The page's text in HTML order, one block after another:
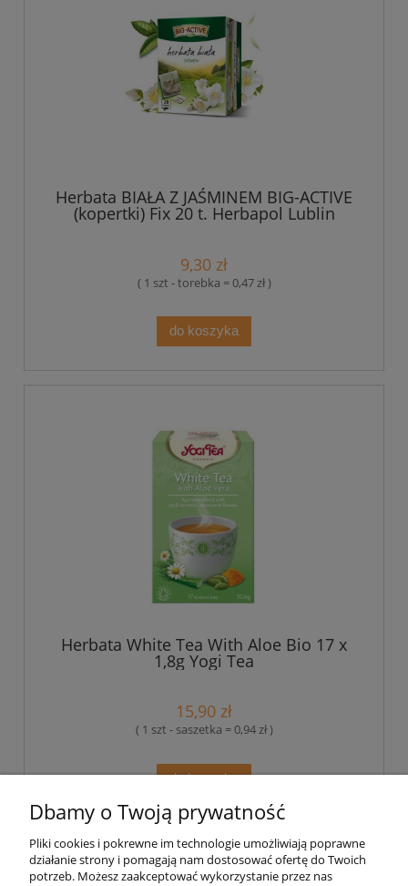
Herbata BIAŁA Z JAŚMINEM BIG-ACTIVE
(kopertki) Fix 20 t. Herbapol Lublin
9,30 zł
( 1 szt - torebka = 0,47 zł )
do koszyka
Herbata White Tea With Aloe Bio 17 x
1,8g Yogi Tea
15,90 zł
( 1 szt - saszetka = 0,94 zł )
do koszyka
Pomoc
Dbamy o Twoją prywatność
Pliki cookies i pokrewne im technologie umożliwiają poprawne
działanie strony i pomagają nam dostosować ofertę do Twoich
potrzeb. Możesz zaakceptować wykorzystanie przez nas